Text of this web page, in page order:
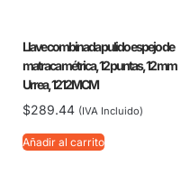
Llave combinada pulido espejo de
matraca métrica, 12 puntas, 12 mm
Urrea, 1212MCM
$289.44 (IVA Incluido)
Añadir al carrito